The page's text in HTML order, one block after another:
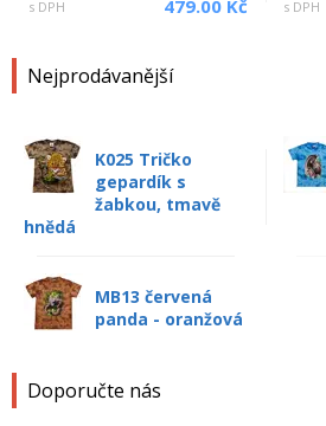
s DPH 479.00 Kč s DPH
Nejprodávanější
K025 Tričko
gepardík s
žabkou, tmavě
hnědá
MB13 červená
panda - oranžová
Doporučte nás